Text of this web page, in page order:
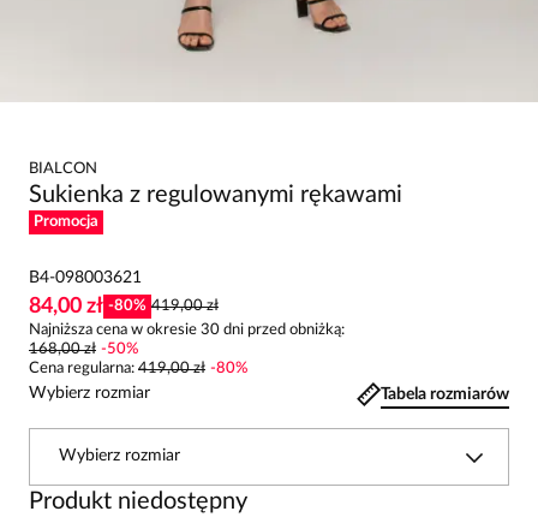
BIALCON
Sukienka z regulowanymi rękawami
Promocja
B4-098003621
84,00 zł -80% 419,00 zł
Najniższa cena w okresie 30 dni przed obniżką:
168,00 zł -50%
Cena regularna: 419,00 zł -80%
Wybierz rozmiar Tabela rozmiarów
Wybierz rozmiar
Produkt niedostępny